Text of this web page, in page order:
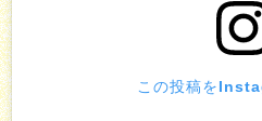
この投稿を